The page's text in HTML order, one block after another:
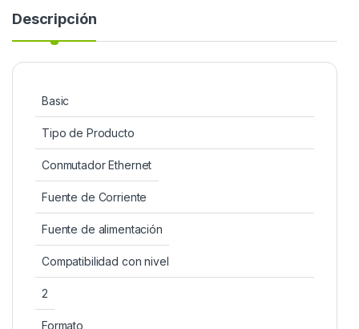
Descripción
Basic
Tipo de Producto
Conmutador Ethernet
Fuente de Corriente
Fuente de alimentación
Compatibilidad con nivel
2
Formato